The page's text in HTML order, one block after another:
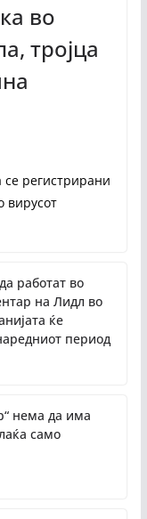
во
тројца
се регистрирани
вирусот
работат во
на Лидл во
ќе
период
нема да има
само